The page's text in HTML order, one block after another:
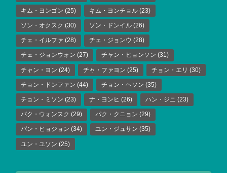
キム・ヨンゴン (25) キム・ヨンチョル (23)
ソン・オクスク (30) ソン・ドンイル (26)
チェ・イルファ (28) チェ・ジョンウ (28)
チェ・ジョンウォン (27) チャン・ヒョンソン (31)
チャン・ヨン (24) チャ・ファヨン (25) チョン・エリ (30)
チョン・ドンファン (44) チョン・ヘソン (35)
チョン・ミソン (23) ナ・ヨンヒ (26) ハン・ジニ (23)
パク・ウォンスク (29) パク・クニョン (29)
パン・ヒョジョン (34) ユン・ジュサン (35)
ユン・ユソン (25)